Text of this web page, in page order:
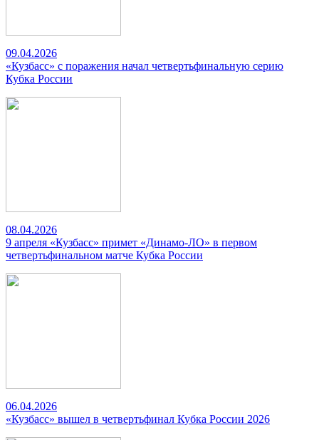
09.04.2026
«Кузбасс» с поражения начал четвертьфинальную серию
Кубка России
08.04.2026
9 апреля «Кузбасс» примет «Динамо-ЛО» в первом
четвертьфинальном матче Кубка России
06.04.2026
«Кузбасс» вышел в четвертьфинал Кубка России 2026